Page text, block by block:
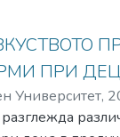
да
екипи и
среда
на
нейното
към
ПРИ
Университет,
разглежда